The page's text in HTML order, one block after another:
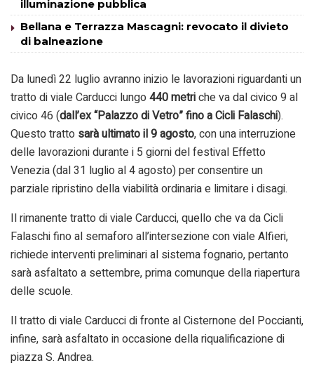
illuminazione pubblica
Bellana e Terrazza Mascagni: revocato il divieto
di balneazione
Da lunedì 22 luglio avranno inizio le lavorazioni riguardanti un
tratto di viale Carducci lungo440 metriche va dal civico 9 al
civico 46 (dall’ex “Palazzo di Vetro” fino aCicli Falaschi).
Questo tratto sarà ultimato il 9 agosto, con una interruzione
delle lavorazioni durante i 5 giorni del festival Effetto
Venezia (dal 31 luglio al 4 agosto) per consentire un
parziale ripristino della viabilità ordinaria e limitare i disagi.
Il rimanente tratto di viale Carducci, quello che va da Cicli
Falaschi fino al semaforo all’intersezione con viale Alfieri,
richiede interventi preliminari al sistema fognario, pertanto
sarà asfaltato a settembre, prima comunque della riapertura
delle scuole.
Il tratto di viale Carducci di fronte al Cisternone del Poccianti,
infine, sarà asfaltato in occasione della riqualificazione di
piazza S. Andrea.